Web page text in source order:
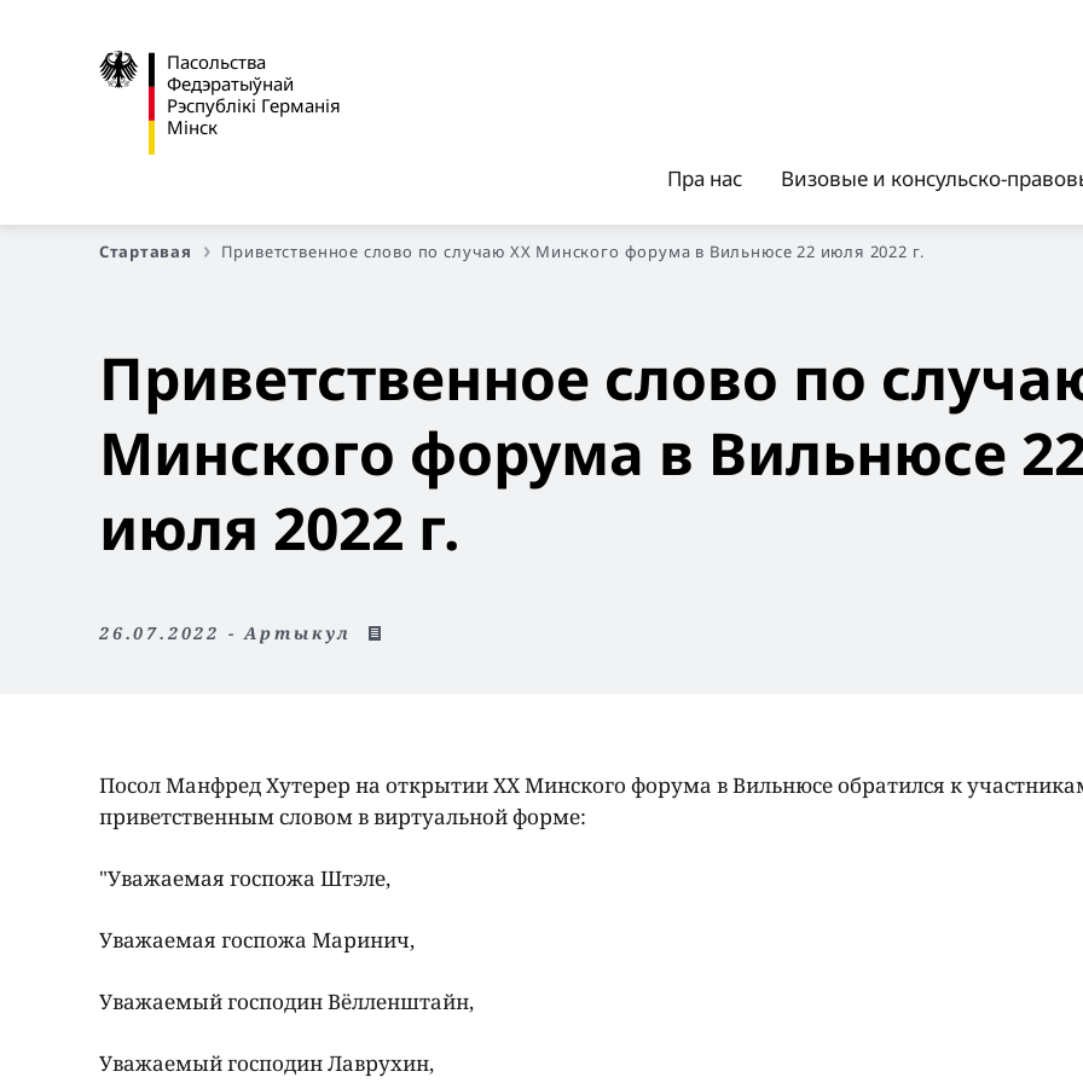
Пасольства
Федэратыўнай
Рэспублікі Германія
Мінск
Пра нас Визовые и консульско-
Стартавая Приветственное слово по случаю XX Минского форума в Вильнюсе 22 июля 2022 г.
Приветственное слово по
Минского форума в Вильнюсе
июля 2022 г.
26.07.2022 - Артыкул
Посол Манфред Хутерер на открытии XX Минского форума в Вильнюсе обратился к
приветственным словом в виртуальной форме:
"Уважаемая госпожа Штэле,
Уважаемая госпожа Маринич,
Уважаемый господин Вёлленштайн,
Уважаемый господин Лаврухин,